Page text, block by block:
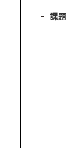
課題